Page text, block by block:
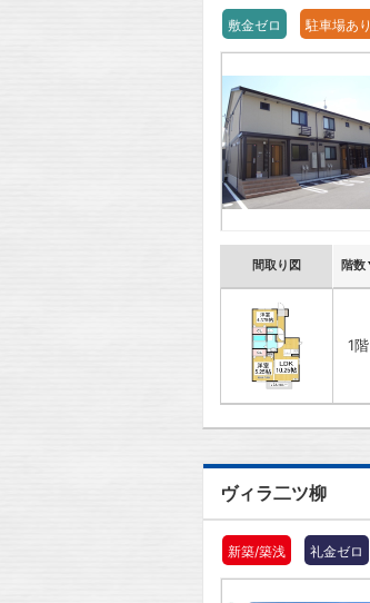
敷金ゼロ 駐車場あり
間取り図 階数
1階
ヴィラ二ツ柳
新築/築浅 礼金ゼロ